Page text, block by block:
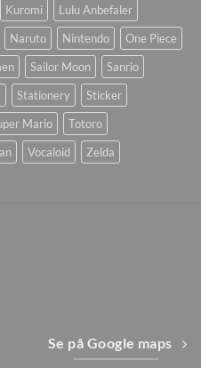
Kuromi
Lulu Anbefaler
Naruto Nintendo
One Piece
Sailor Moon
Sanrio
Stationery
Sticker
Mario
Totoro
Vocaloid Zelda
Se på Google maps